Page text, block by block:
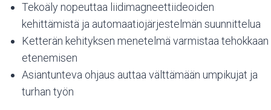
Tekoäly nopeuttaa liidimagneettiideoiden
kehittämistä ja automaatiojärjestelmän suunnittelua
Ketterän kehityksen menetelmä varmistaa tehokkaan
etenemisen
Asiantunteva ohjaus auttaa välttämään umpikujat ja
turhan työn